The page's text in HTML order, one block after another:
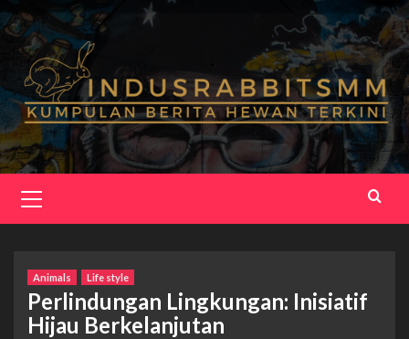
Skip
to
content
Menu
Animals Life style
Perlindungan Lingkungan: Inisiatif
Hijau Berkelanjutan